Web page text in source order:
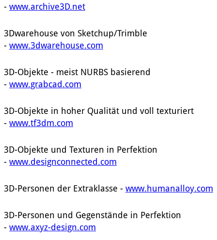
- www.archive3D.net
3Dwarehouse von Sketchup/Trimble
- www.3dwarehouse.com
3D-Objekte - meist NURBS basierend
- www.grabcad.com
3D-Objekte in hoher Qualität und voll texturiert
- www.tf3dm.com
3D-Objekte und Texturen in Perfektion
- www.designconnected.com
3D-Personen der Extraklasse - www.humanalloy.com
3D-Personen und Gegenstände in Perfektion
- www.axyz-design.com